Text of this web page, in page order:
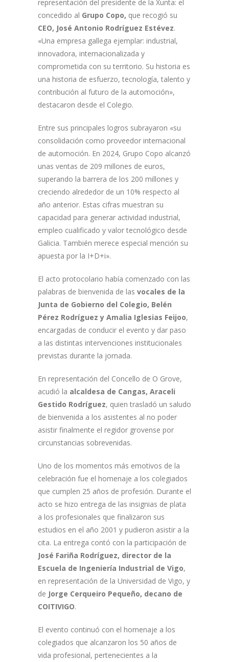
representación del presidente de la Xunta: el
concedido al Grupo Copo, que recogió su
CEO, José Antonio Rodríguez Estévez.
«Una empresa gallega ejemplar: industrial,
innovadora, internacionalizada y
comprometida con su territorio. Su historia es
una historia de esfuerzo, tecnología, talento y
contribución al futuro de la automoción»,
destacaron desde el Colegio.
Entre sus principales logros subrayaron «su
consolidación como proveedor internacional
de automoción. En 2024, Grupo Copo alcanzó
unas ventas de 209 millones de euros,
superando la barrera de los 200 millones y
creciendo alrededor de un 10% respecto al
año anterior. Estas cifras muestran su
capacidad para generar actividad industrial,
empleo cualificado y valor tecnológico desde
Galicia. También merece especial mención su
apuesta por la I+D+i».
El acto protocolario había comenzado con las
palabras de bienvenida de las vocales de la
Junta de Gobierno del Colegio, Belén
Pérez Rodríguez y Amalia Iglesias Feijoo,
encargadas de conducir el evento y dar paso
a las distintas intervenciones institucionales
previstas durante la jornada.
En representación del Concello de O Grove,
acudió la alcaldesa de Cangas, Araceli
Gestido Rodríguez, quien trasladó un saludo
de bienvenida a los asistentes al no poder
asistir finalmente el regidor grovense por
circunstancias sobrevenidas.
Uno de los momentos más emotivos de la
celebración fue el homenaje a los colegiados
que cumplen 25 años de profesión. Durante el
acto se hizo entrega de las insignias de plata
a los profesionales que finalizaron sus
estudios en el año 2001 y pudieron asistir a la
cita. La entrega contó con la participación de
José Fariña Rodríguez, director de la
Escuela de Ingeniería Industrial de Vigo,
en representación de la Universidad de Vigo, y
de Jorge Cerqueiro Pequeño, decano de
COITIVIGO.
El evento continuó con el homenaje a los
colegiados que alcanzaron los 50 años de
vida profesional, pertenecientes a la